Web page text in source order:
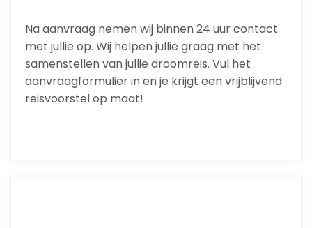
Na aanvraag nemen wij binnen 24 uur contact
met jullie op. Wij helpen jullie graag met het
samenstellen van jullie droomreis. Vul het
aanvraagformulier in en je krijgt een vrijblijvend
reisvoorstel op maat!